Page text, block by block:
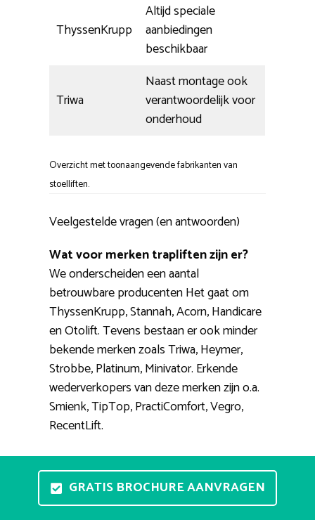
ThyssenKrupp
Altijd speciale
aanbiedingen
beschikbaar
Triwa
Naast montage ook
verantwoordelijk voor
onderhoud
Overzicht met toonaangevende fabrikanten van
stoelliften.
Veelgestelde vragen (en antwoorden)
Wat voor merken trapliften zijn er?
We onderscheiden een aantal
betrouwbare producenten Het gaat om
ThyssenKrupp, Stannah, Acorn, Handicare
en Otolift. Tevens bestaan er ook minder
bekende merken zoals Triwa, Heymer,
Strobbe, Platinum, Minivator. Erkende
wederverkopers van deze merken zijn o.a.
Smienk, TipTop, PractiComfort, Vegro,
RecentLift.
een optie?
Thuis een stoellift testen kan helaas niet
GRATIS BROCHURE AANVRAGEN